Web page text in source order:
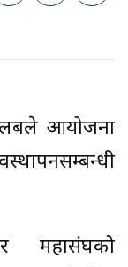
आयोजना
महासंघको